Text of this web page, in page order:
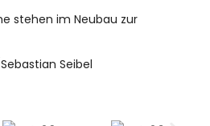
stehen im Neubau zur
Seibel